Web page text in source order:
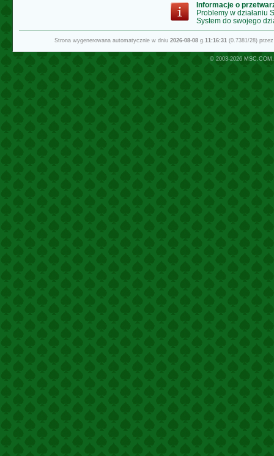
Informacje o
Problemy w działaniu
System do swojego
Strona wygenerowana automatycznie w dniu 2026-08-08g.11:16:31(0.7381/28)
© 2003-2026